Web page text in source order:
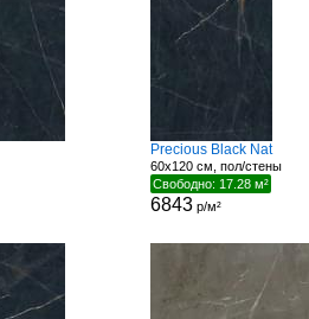
Precious Black Nat
60x120 см, пол/стены
Свободно: 17.28 м²
6843 р/м²